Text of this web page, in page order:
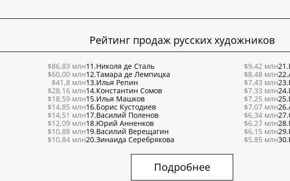
Рейтинг продаж русских художников
$86,83 млн
$60,00 млн
$41,8 млн
$28,16 млн
$18,59 млн
$14,85 млн
$14,51 млн
$12,09 млн
$10,88 млн
$10,84 млн
11.Николя де Сталь
$9,42 млн
12.Тамара де Лемпицка
$8,48 млн
13.Илья Репин
$7,43 млн
14.Константин Сомов
$7,33 млн
15.Илья Машков
$7,25 млн
16.Борис Кустодиев
$7,07 млн
17.Василий Поленов
$6,34 млн
18.Юрий Анненков
$6,27 млн
19.Василий Верещагин
$6,15 млн
20.Зинаида Серебрякова $5,85 млн
21.
22.
23.
24.
25.
26.
27.
28.
29.
30.
Подробнее